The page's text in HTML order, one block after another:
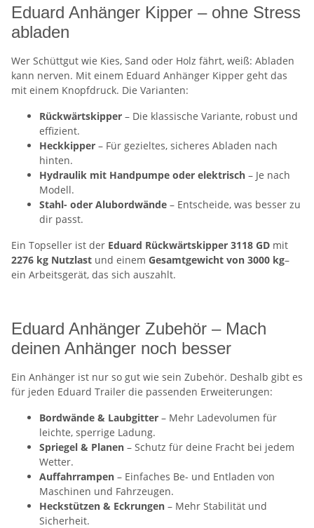
Eduard Anhänger Kipper – ohne Stress
abladen
Wer Schüttgut wie Kies, Sand oder Holz fährt, weiß: Abladen
kann nerven. Mit einem Eduard Anhänger Kipper geht das
mit einem Knopfdruck. Die Varianten:
Rückwärtskipper – Die klassische Variante, robust und
effizient.
Heckkipper – Für gezieltes, sicheres Abladen nach
hinten.
Hydraulik mit Handpumpe oder elektrisch – Je nach
Modell.
Stahl- oder Alubordwände – Entscheide, was besser zu
dir passt.
Ein Topseller ist der Eduard Rückwärtskipper 3118 GD mit
2276 kg Nutzlast und einem Gesamtgewicht von 3000 kg–
ein Arbeitsgerät, das sich auszahlt.
Eduard Anhänger Zubehör – Mach
deinen Anhänger noch besser
Ein Anhänger ist nur so gut wie sein Zubehör. Deshalb gibt es
für jeden Eduard Trailer die passenden Erweiterungen:
Bordwände & Laubgitter – Mehr Ladevolumen für
leichte, sperrige Ladung.
Spriegel & Planen – Schutz für deine Fracht bei jedem
Wetter.
Auffahrrampen – Einfaches Be- und Entladen von
Maschinen und Fahrzeugen.
Heckstützen & Eckrungen – Mehr Stabilität und
Sicherheit.